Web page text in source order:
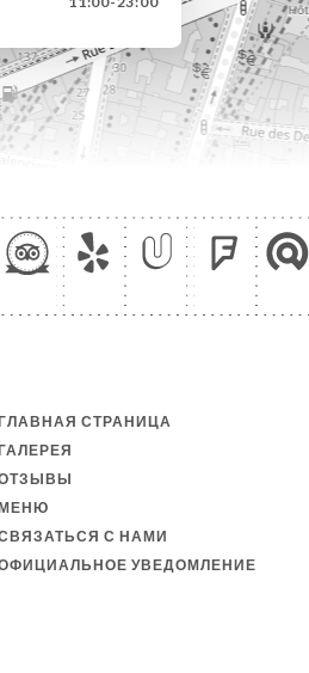
СТРАНИЦА
С НАМИ
УВЕДОМЛЕНИЕ